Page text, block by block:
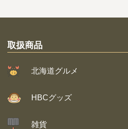
取扱商品
北海道グルメ
HBCグッズ
雑貨